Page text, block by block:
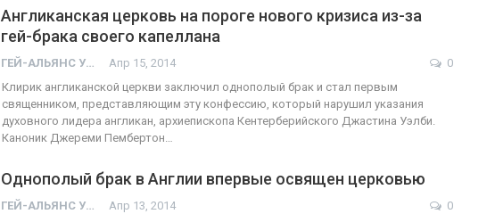
Англиканская церковь на пороге нового кризиса из-за
гей-брака своего капеллана
ГЕЙ-АЛЬЯНС УКРАИНА Апр 15, 2014
0
Клирик англиканской церкви заключил однополый брак и стал первым
священником, представляющим эту конфессию, который нарушил указания
духовного лидера англикан, архиепископа Кентерберийского Джастина Уэлби.
Каноник Джереми Пембертон…
Однополый брак в Англии впервые освящен церковью
ГЕЙ-АЛЬЯНС УКРАИНА Апр 13, 2014
0